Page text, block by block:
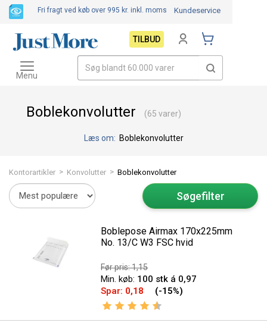
Boblekonvolutter (65 varer)
Læs om: Boblekonvolutter
Kontorartikler > Konvolutter > Boblekonvolutter
Søgefilter
Boblepose Airmax 170x225mm
No. 13/C W3 FSC hvid
Før pris: 1,15
Min. køb: 100 stk á 0,97
Spar: 0,18 (-15%)
Vurdering:
Fri fragt ved køb over 995 kr. inkl. moms Kundeservice
TILBUD
Toggle
navigation
Menu